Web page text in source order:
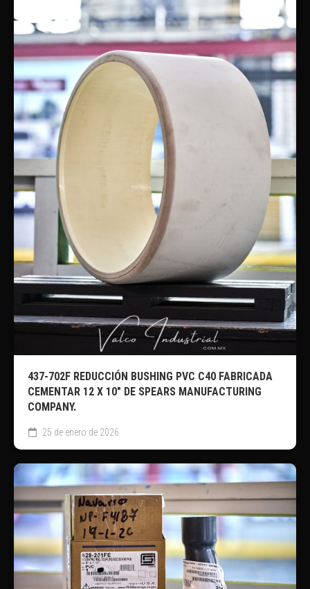
437-702F REDUCCIÓN BUSHING PVC C40 FABRICADA
CEMENTAR 12 X 10″ DE SPEARS MANUFACTURING
COMPANY.
25 de enero de 2026